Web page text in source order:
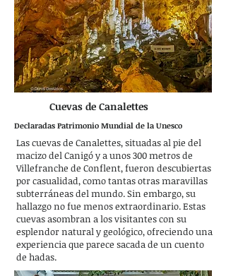
Cuevas de Canalettes
Declaradas Patrimonio Mundial de la Unesco
Las cuevas de Canalettes, situadas al pie del
macizo del Canigó y a unos 300 metros de
Villefranche de Conflent, fueron descubiertas
por casualidad, como tantas otras maravillas
subterráneas del mundo. Sin embargo, su
hallazgo no fue menos extraordinario. Estas
cuevas asombran a los visitantes con su
esplendor natural y geológico, ofreciendo una
experiencia que parece sacada de un cuento
de hadas.